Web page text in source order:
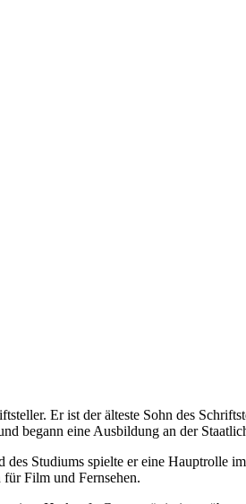
Er ist der älteste Sohn des
begann eine Ausbildung an der
des Studiums spielte er eine Hauptrolle im
Film und Fernsehen.